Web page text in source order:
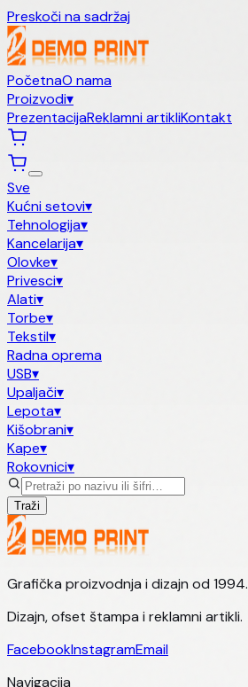
Preskoči na sadržaj
PočetnaO nama
Proizvodi▾
PrezentacijaReklamni artikliKontakt
Sve
Kućni setovi▾
Tehnologija▾
Kancelarija▾
Olovke▾
Privesci▾
Alati▾
Torbe▾
Tekstil▾
Radna oprema
USB▾
Upaljači▾
Lepota▾
Kišobrani▾
Kape▾
Rokovnici▾
Traži
Grafička proizvodnja i dizajn od 1994.
Dizajn, ofset štampa i reklamni artikli.
FacebookInstagramEmail
Navigacija